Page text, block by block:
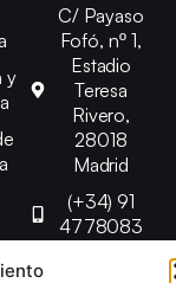
y
C/ Payaso
Fofó, nº 1,
Estadio
Teresa
Rivero,
28018
Madrid
(+34) 91
4778083